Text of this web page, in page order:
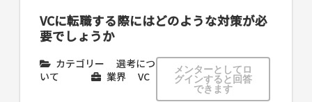
VCに転職する際にはどのような対策が必
要でしょうか
カテゴリー
選考につ
いて
業界 VC
メンターとしてロ
グインすると回答
できます